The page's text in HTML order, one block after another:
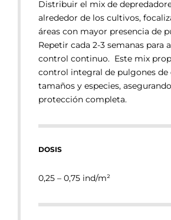
Distribuir el mix de
alrededor de los cultivos,
áreas con mayor presencia de
Repetir cada 2-3 semanas para
control continuo. Este mix
control integral de pulgones de
tamaños y especies,
protección completa.
DOSIS
0,25 – 0,75 ind/m²